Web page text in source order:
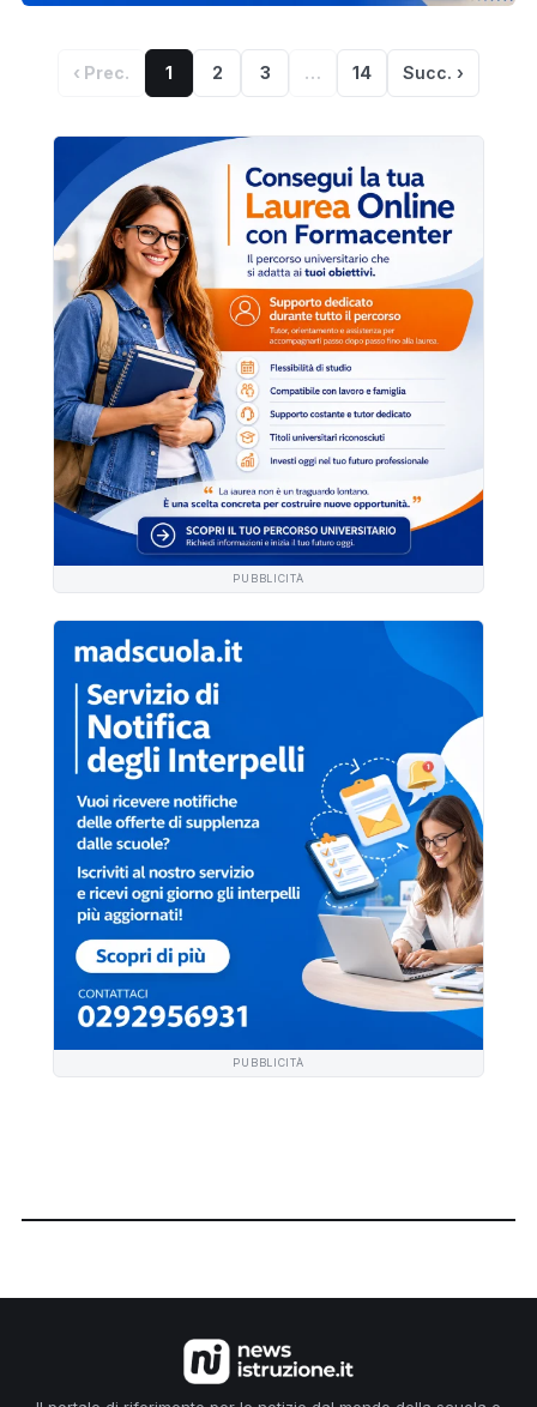
‹ Prec. 1 2 3 … 14 Succ. ›
PUBBLICITÀ
PUBBLICITÀ